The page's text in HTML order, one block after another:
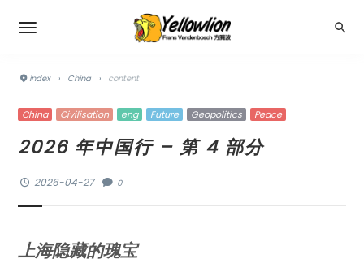
index › China › content
China Civilisation eng Future Geopolitics Peace
2026 年中国行 – 第 4 部分
2026-04-27 0
上海隐藏的瑰宝